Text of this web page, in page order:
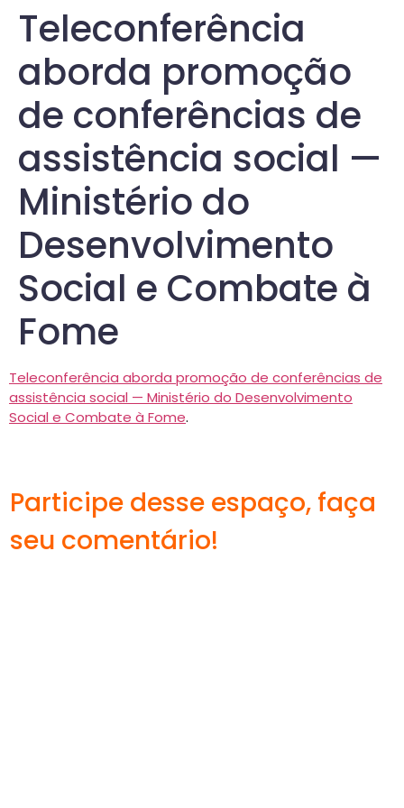
Teleconferência
aborda promoção
de conferências de
assistência social —
Ministério do
Desenvolvimento
Social e Combate à
Fome
Teleconferência aborda promoção de conferências de
assistência social — Ministério do Desenvolvimento
Social e Combate à Fome.
Participe desse espaço, faça
seu comentário!